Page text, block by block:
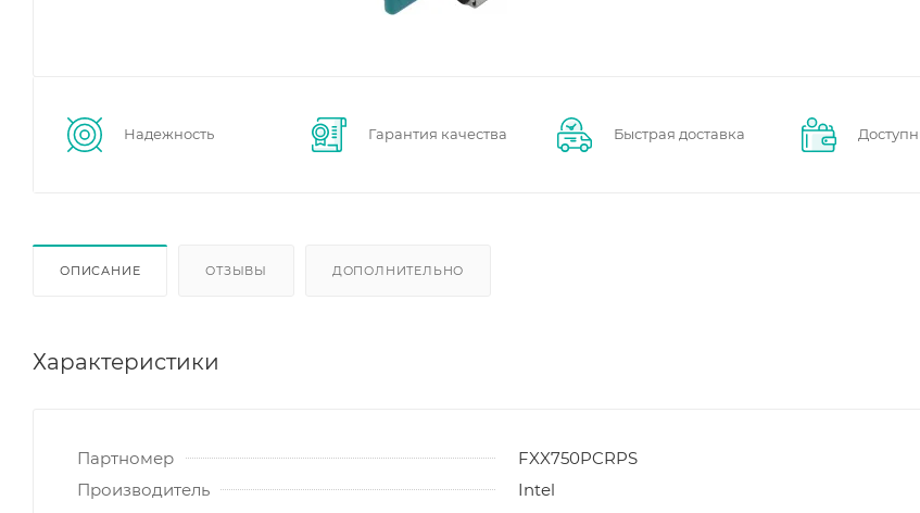
Надежность Гарантия качества Быстрая доставка
ОПИСАНИЕ ОТЗЫВЫ ДОПОЛНИТЕЛЬНО
Характеристики
Партномер
FXX750PCRPS
Производитель
Intel